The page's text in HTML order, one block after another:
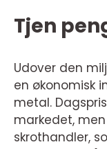
Tjen
Udover den
en økonomisk
metal.
markedet,
skrothandler,